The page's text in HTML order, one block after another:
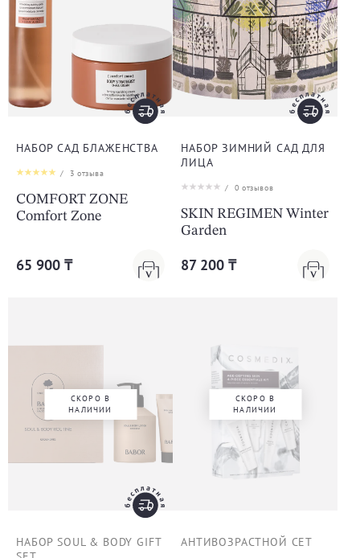
НАБОР САД БЛАЖЕНСТВА
/ 3 отзыва
COMFORT ZONE
Comfort Zone
65 900 ₸
НАБОР ЗИМНИЙ САД ДЛЯ
ЛИЦА
/ 0 отзывов
SKIN REGIMEN Winter
Garden
87 200 ₸
СКОРО В
НАЛИЧИИ
НАБОР SOUL & BODY GIFT
СКОРО В
НАЛИЧИИ
АНТИВОЗРАСТНОЙ СЕТ